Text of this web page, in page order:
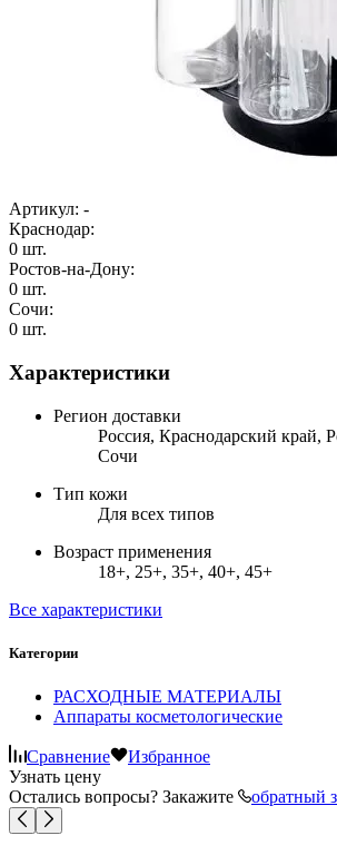
Артикул: -
Краснодар:
0 шт.
Ростов-на-Дону:
0 шт.
Сочи:
0 шт.
Характеристики
Регион доставки
Россия, Краснодарский край,
Сочи
Тип кожи
Для всех типов
Возраст применения
18+, 25+, 35+, 40+, 45+
Все характеристики
Категории
РАСХОДНЫЕ МАТЕРИАЛЫ
Аппараты косметологические
Сравнение
Избранное
Узнать цену
Остались вопросы? Закажите
обратный